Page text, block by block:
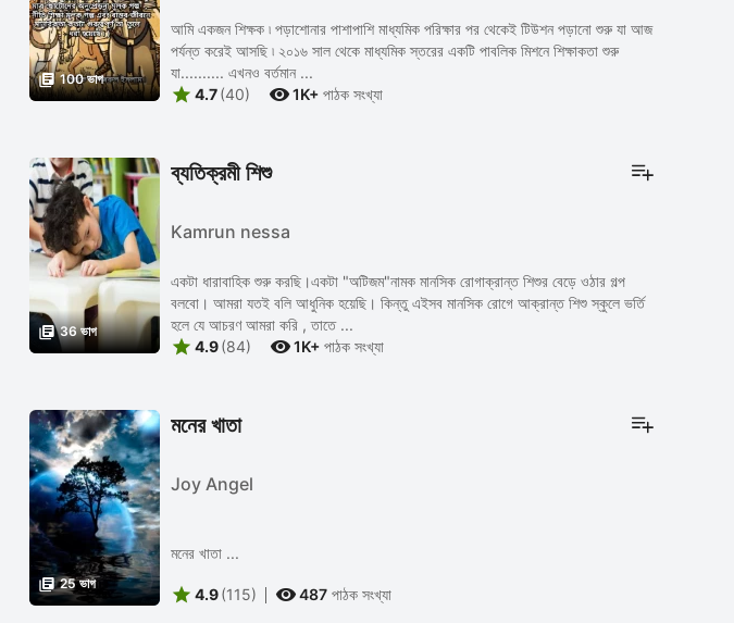
 100 ভাগ
আমি একজন শিক্ষক ৷ পড়াশোনার পাশাপাশি মাধ্যমিক পরিক্ষার পর থেকেই টিউশন পড়ানো শুরু যা আজ
পর্যন্ত করেই আসছি ৷ ২০১৬ সাল থেকে মাধ্যমিক স্তরের একটি পাবলিক মিশনে শিক্ষাকতা শুরু
যা.......... এখনও বর্তমান ...
 4.7(40) 1K+ পাঠক সংখ্যা
 36 ভাগ
ব্যতিক্রমী শিশু
Kamrun nessa
একটা ধারাবাহিক শুরু করছি।একটা "অটিজম"নামক মানসিক রোগাক্রান্ত শিশুর বেড়ে ওঠার গল্প
বলবো। আমরা যতই বলি আধুনিক হয়েছি। কিন্তু এইসব মানসিক রোগে আক্রান্ত শিশু স্কুলে ভর্তি
হলে যে আচরণ আমরা করি , তাতে ...
 4.9(84) 1K+ পাঠক সংখ্যা
 25 ভাগ
মনের খাতা
Joy Angel
মনের খাতা ...
 4.9(115) 487 পাঠক সংখ্যা